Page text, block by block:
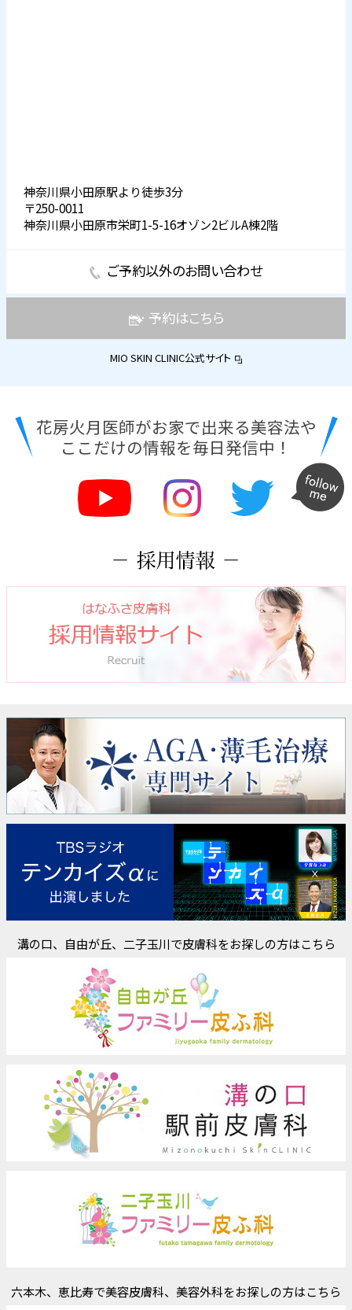
神奈川県小田原駅より徒歩3分
〒250-0011
神奈川県小田原市栄町1-5-16オゾン2ビルA棟2階
ご予約以外のお問い合わせ
予約はこちら
MIO SKIN CLINIC公式サイト
花房火月医師がお家で出来る美容法や
ここだけの情報を毎日発信中！
溝の口、自由が丘、二子玉川で皮膚科をお探しの方はこちら
六本木、恵比寿で美容皮膚科、美容外科をお探しの方はこちら